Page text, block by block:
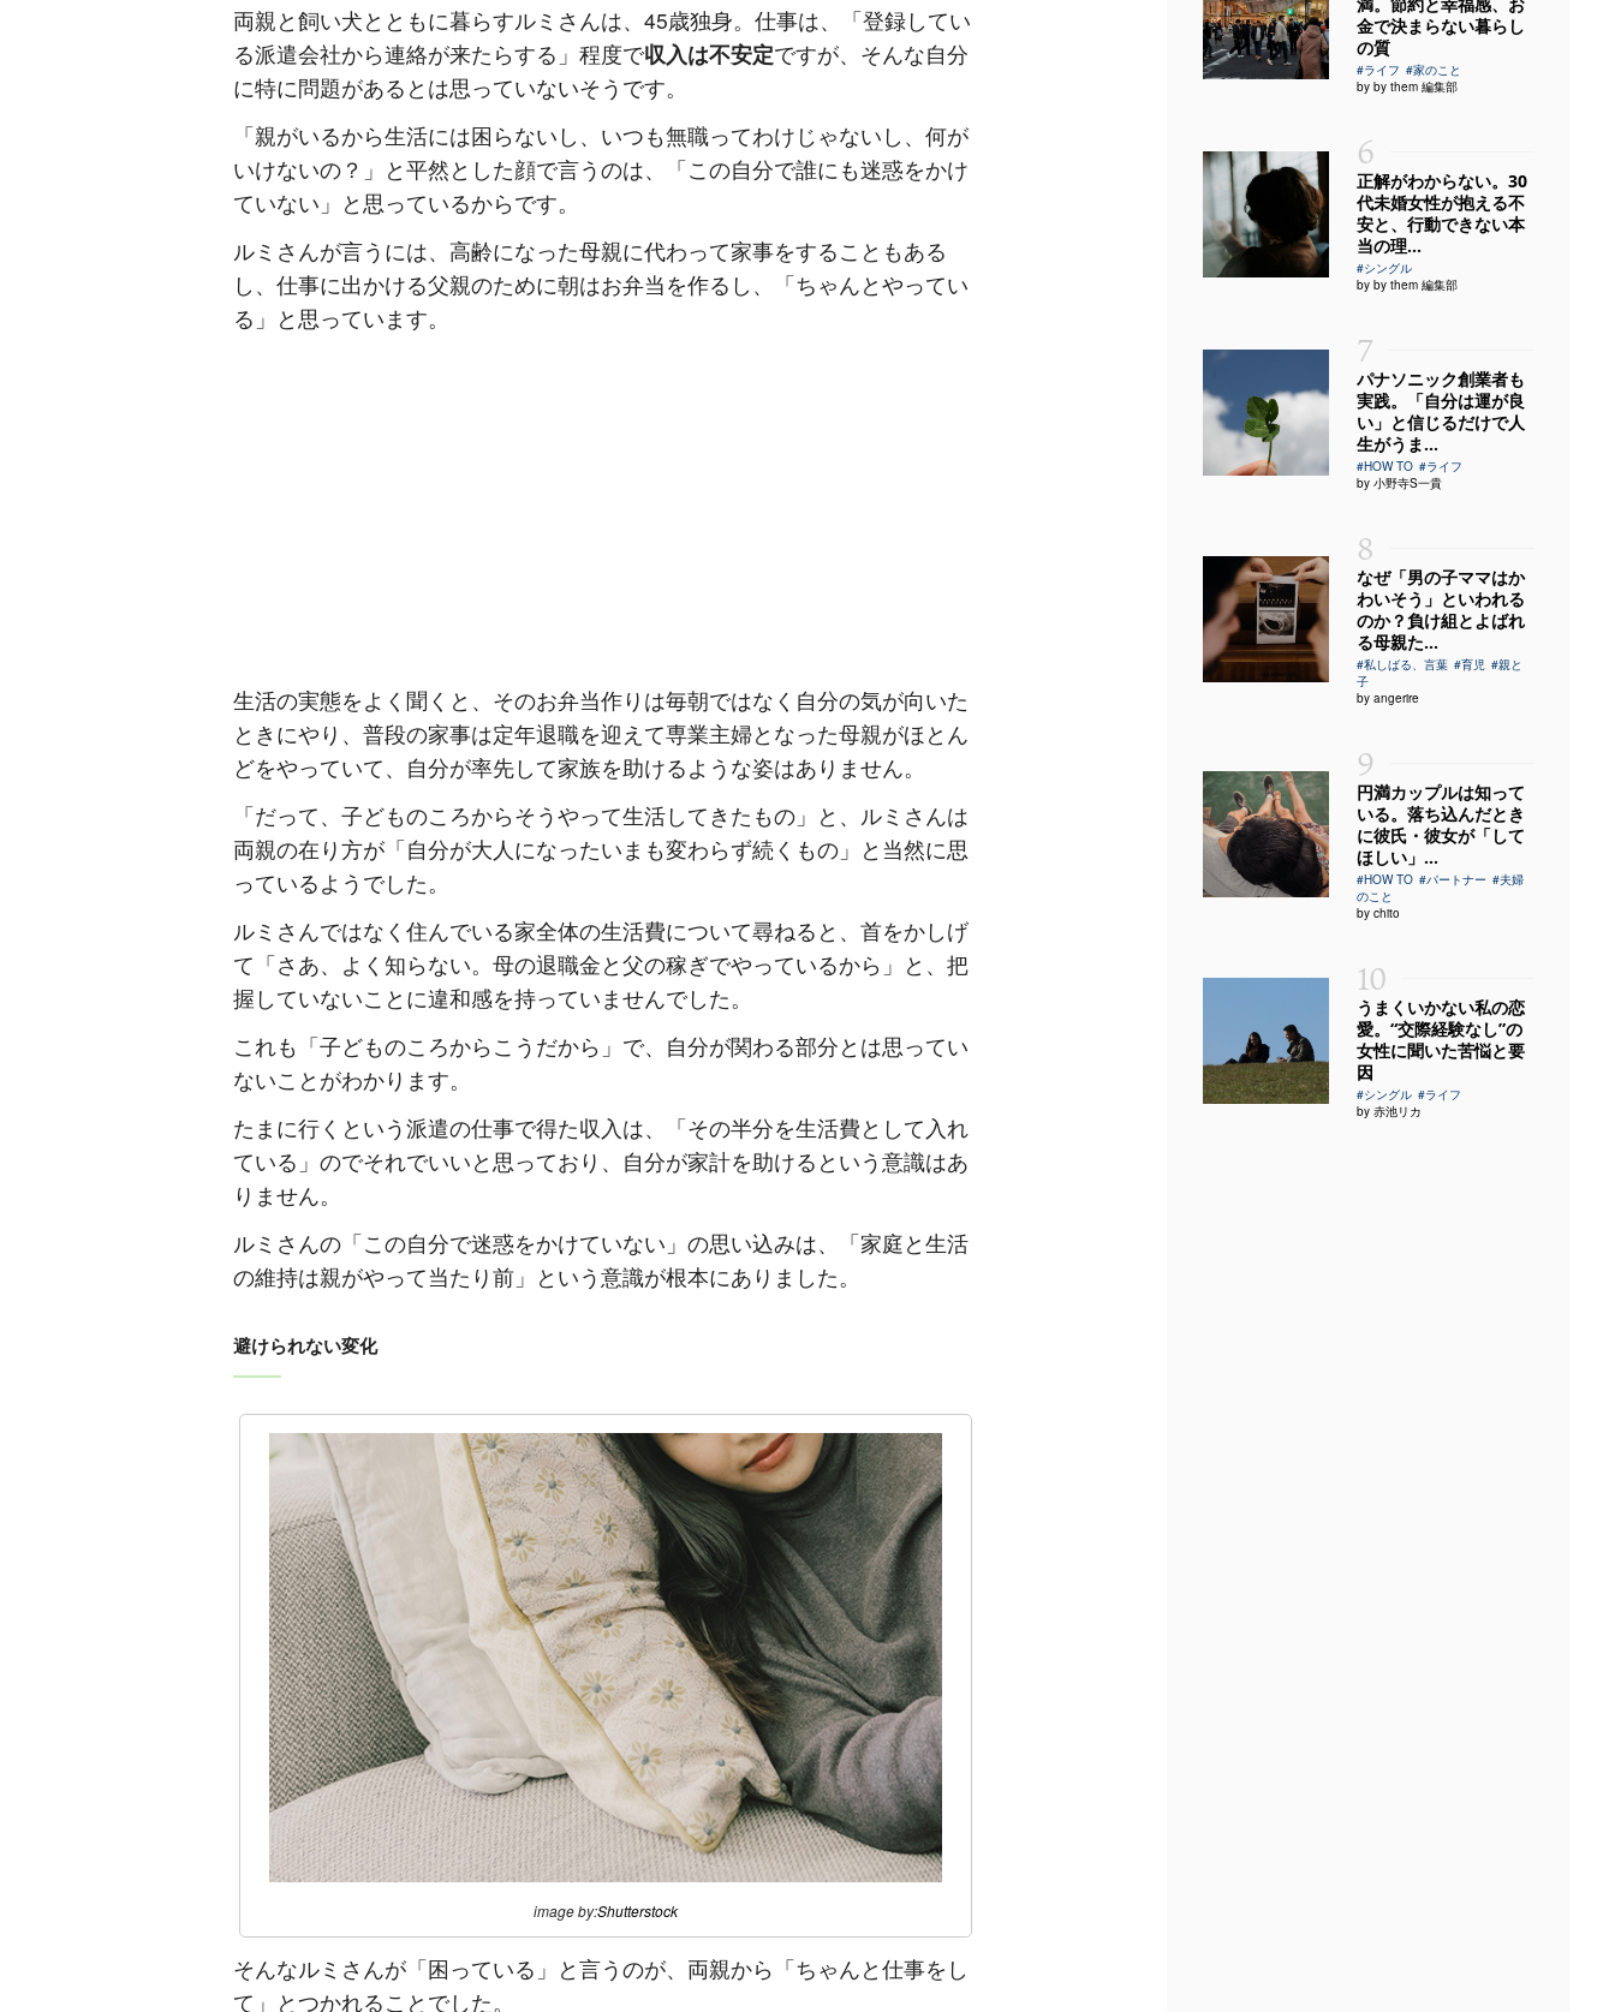
両親と飼い犬とともに暮らすルミさんは、45歳独身。仕事は、「登録してい
る派遣会社から連絡が来たらする」程度で収入は不安定ですが、そんな自分
に特に問題があるとは思っていないそうです。
「親がいるから生活には困らないし、いつも無職ってわけじゃないし、何が
いけないの？」と平然とした顔で言うのは、「この自分で誰にも迷惑をかけ
ていない」と思っているからです。
ルミさんが言うには、高齢になった母親に代わって家事をすることもある
し、仕事に出かける父親のために朝はお弁当を作るし、「ちゃんとやってい
る」と思っています。
生活の実態をよく聞くと、そのお弁当作りは毎朝ではなく自分の気が向いた
ときにやり、普段の家事は定年退職を迎えて専業主婦となった母親がほとん
どをやっていて、自分が率先して家族を助けるような姿はありません。
「だって、子どものころからそうやって生活してきたもの」と、ルミさんは
両親の在り方が「自分が大人になったいまも変わらず続くもの」と当然に思
っているようでした。
ルミさんではなく住んでいる家全体の生活費について尋ねると、首をかしげ
て「さあ、よく知らない。母の退職金と父の稼ぎでやっているから」と、把
握していないことに違和感を持っていませんでした。
これも「子どものころからこうだから」で、自分が関わる部分とは思ってい
ないことがわかります。
たまに行くという派遣の仕事で得た収入は、「その半分を生活費として入れ
ている」のでそれでいいと思っており、自分が家計を助けるという意識はあ
りません。
ルミさんの「この自分で迷惑をかけていない」の思い込みは、「家庭と生活
の維持は親がやって当たり前」という意識が根本にありました。
避けられない変化
image by:Shutterstock
そんなルミさんが「困っている」と言うのが、両親から「ちゃんと仕事をし
て」とつかれることでした。
金で決まらない暮らし
の質
#ライフ #家のこと
by by them 編集部
6
正解がわからない。30
代未婚女性が抱える不
安と、行動できない本
当の理...
#シングル
by by them 編集部
7
パナソニック創業者も
実践。「自分は運が良
い」と信じるだけで人
生がうま...
#HOW TO #ライフ
by 小野寺S一貴
8
なぜ「男の子ママはか
わいそう」といわれる
のか？負け組とよばれ
る母親た...
#私しばる、言葉 #育児 #親と
子
by angerire
9
円満カップルは知って
いる。落ち込んだとき
に彼氏・彼女が「して
ほしい」...
#HOW TO #パートナー #夫婦
のこと
by chito
10
うまくいかない私の恋
愛。“交際経験なし”の
女性に聞いた苦悩と要
因
#シングル #ライフ
by 赤池リカ